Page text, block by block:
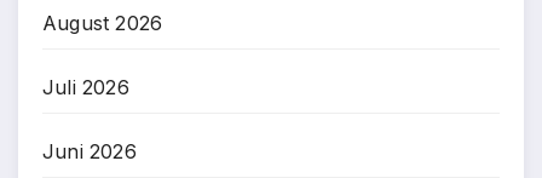
August 2026
Juli 2026
Juni 2026